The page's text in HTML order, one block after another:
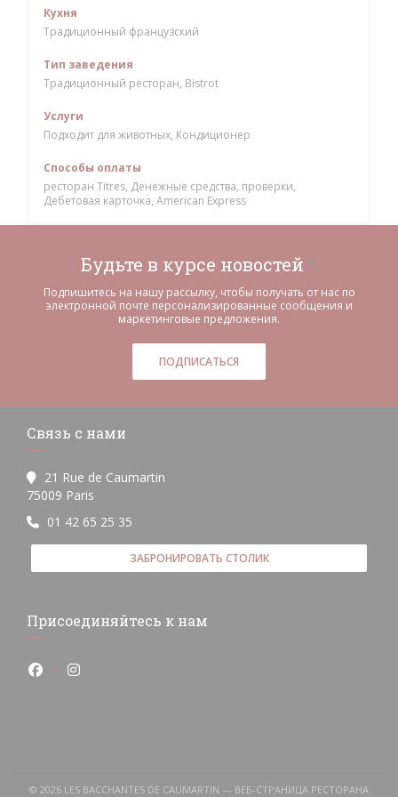
Кухня
Традиционный французский
Тип заведения
Традиционный ресторан, Bistrot
Услуги
Подходит для животных, Кондиционер
Способы оплаты
ресторан Titres, Денежные средства, проверки,
Дебетовая карточка, American Express
Будьте в курсе новостей *
Подпишитесь на нашу рассылку, чтобы получать от нас по
электронной почте персонализированные сообщения и
маркетинговые предложения.
ПОДПИСАТЬСЯ
Связь с нами
21 Rue de Caumartin
75009 Paris
01 42 65 25 35
ЗАБРОНИРОВАТЬ СТОЛИК
Присоединяйтесь к нам
Facebook ((открывается в новом окне))
Instagram ((открывается в новом окне))
© 2026 LES BACCHANTES DE CAUMARTIN — ВЕБ-СТРАНИЦА РЕСТОРАНА